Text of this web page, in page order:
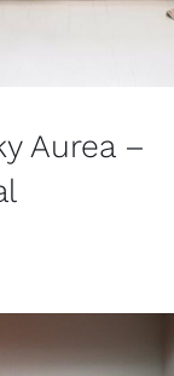
Aurea –